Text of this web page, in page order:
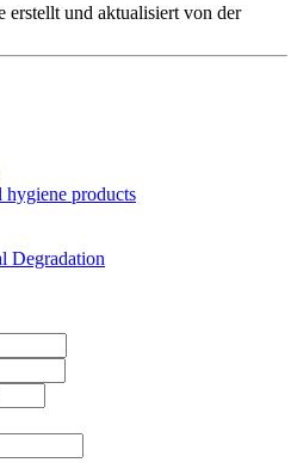
und aktualisiert von der
hygiene products
Degradation